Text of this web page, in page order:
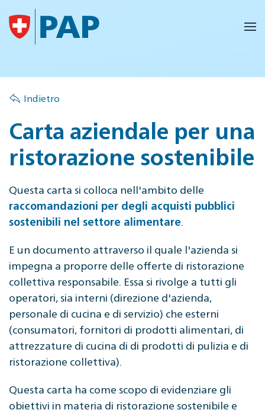
Skip to main content
Indietro
Carta aziendale per una
ristorazione sostenibile
Questa carta si colloca nell'ambito delle
raccomandazioni per degli acquisti pubblici
sostenibili nel settore alimentare.
E un documento attraverso il quale l'azienda si
impegna a proporre delle offerte di ristorazione
collettiva responsabile. Essa si rivolge a tutti gli
operatori, sia interni (direzione d'azienda,
personale di cucina e di servizio) che esterni
(consumatori, fornitori di prodotti alimentari, di
attrezzature di cucina di di prodotti di pulizia e di
ristorazione collettiva).
Questa carta ha come scopo di evidenziare gli
obiettivi in materia di ristorazione sostenibile e